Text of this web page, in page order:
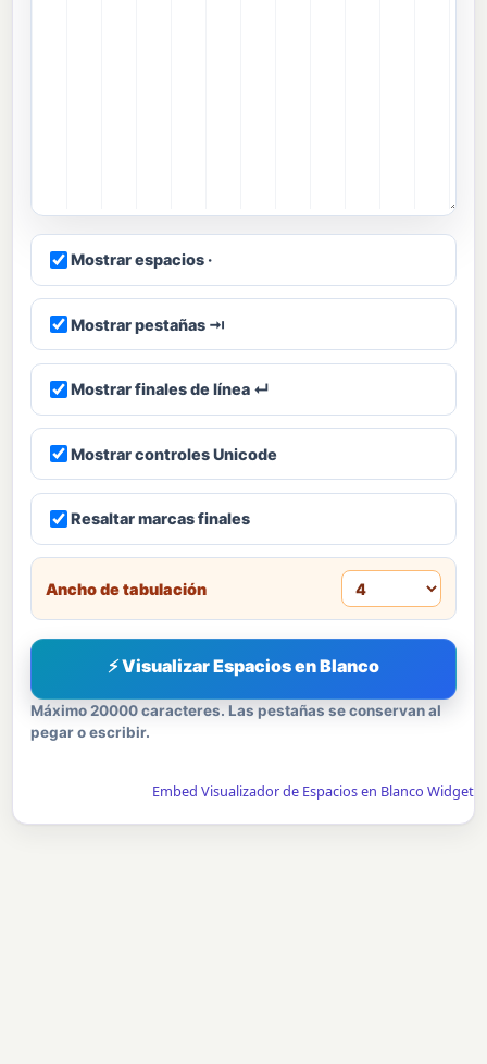
Mostrar espacios ·
Mostrar pestañas ⇥
Mostrar finales de línea ↵
Mostrar controles Unicode
Resaltar marcas finales
Ancho de tabulación
⚡ Visualizar Espacios en Blanco
Máximo 20000 caracteres. Las pestañas se conservan al
pegar o escribir.
Embed Visualizador de Espacios en Blanco Widget